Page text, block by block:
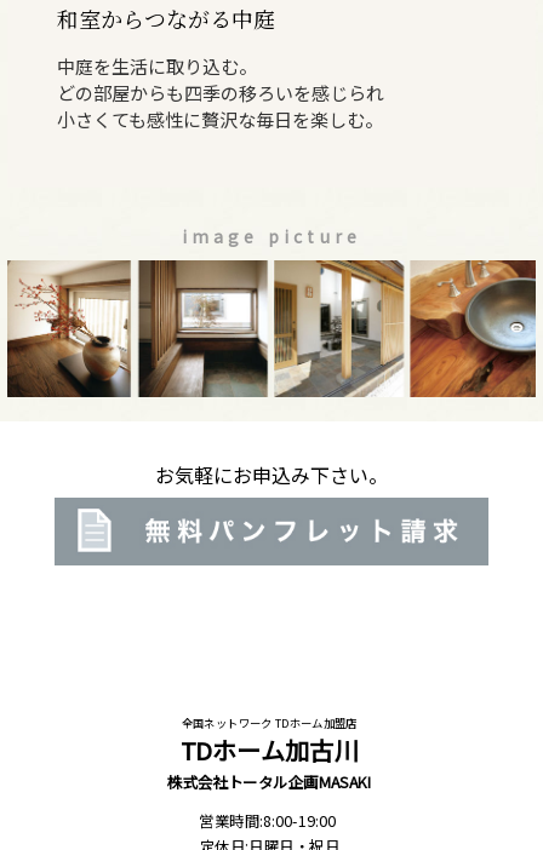
和室からつながる中庭
中庭を生活に取り込む。
どの部屋からも四季の移ろいを感じられ
小さくても感性に贅沢な毎日を楽しむ。
image picture
お気軽にお申込み下さい。
全国ネットワーク TDホーム加盟店
TDホーム加古川
株式会社トータル企画MASAKI
営業時間:8:00-19:00